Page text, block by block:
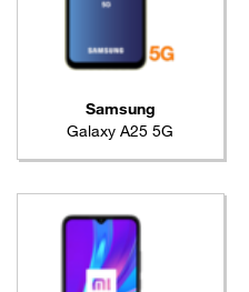
Samsung
Galaxy A25 5G